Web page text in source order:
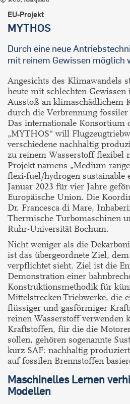
EU-Projekt
MYTHOS
Durch eine neue
mit reinem Gewissen möglich
Angesichts des Klimawandels
heute mit schlechten
Ausstoß an klimaschädlichem
durch die Verbrennung
Das internationale Konsortium
„MYTHOS“ will
verschiedene nachhaltig
zu reinem Wasserstoff flexibel
Projekt namens „Medium-
flexi-fuel/hydrogen sustainable
Januar 2023 für vier Jahre
Europäische Union. Die
Dr. Francesca di Mare,
Thermische Turbomaschinen
Ruhr-Universität Bochum.
Nicht weniger als die
ist das übergeordnete Ziel,
verpflichtet sieht. Ziel ist die
Demonstration einer
Konstruktionsmethodik für
Mittelstrecken-Triebwerke, die
flüssiger und gasförmiger
reinen Wasserstoff verwenden
Kraftstoffen, für die die
sollen, gehören sogenannte
kurz SAF: nachhaltig
auf fossilen Brennstoffen
Maschinelles Lernen
Modellen